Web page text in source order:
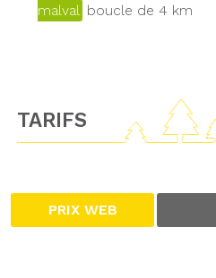
malval boucle de 4 km
TARIFS
PRIX WEB